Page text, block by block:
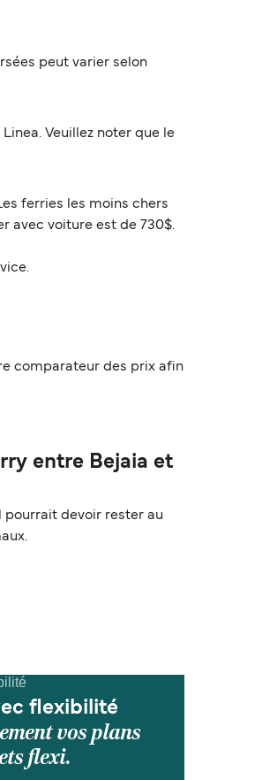
peut varier selon
Veuillez noter que le
ferries les moins chers
avec voiture est de 730$.
comparateur des prix afin
entre Bejaia et
pourrait devoir rester au
flexibilité
vos plans
flexi.